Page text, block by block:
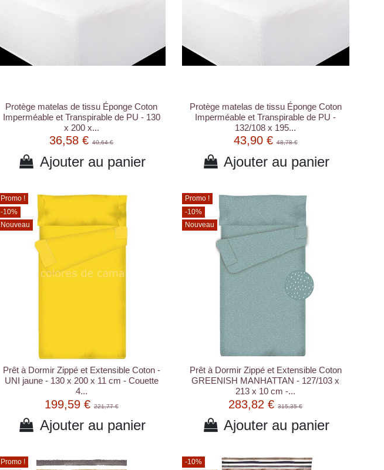
Protège matelas de tissu Éponge Coton
Imperméable et Transpirable de PU - 130
x 200 x...
36,58 €40,64 €
Ajouter au panier
Protège matelas de tissu Éponge Coton
Imperméable et Transpirable de PU -
132/108 x 195...
43,90 €48,78 €
Ajouter au panier
Promo !
-10%
Nouveau
Prêt à Dormir Zippé et Extensible Coton -
UNI jaune - 130 x 200 x 11 cm - Couette
4...
199,59 €221,77 €
Ajouter au panier
Promo !
-10%
Nouveau
Prêt à Dormir Zippé et Extensible Coton
GREENISH MANHATTAN - 127/103 x
213 x 10 cm -...
283,82 €315,35 €
Ajouter au panier
Promo !
-10%